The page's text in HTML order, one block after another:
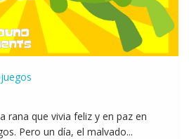
rana que vivia feliz y en paz en
Pero un día, el malvado...